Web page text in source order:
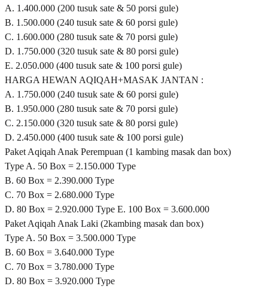
A. 1.400.000 (200 tusuk sate & 50 porsi gule)
B. 1.500.000 (240 tusuk sate & 60 porsi gule)
C. 1.600.000 (280 tusuk sate & 70 porsi gule)
D. 1.750.000 (320 tusuk sate & 80 porsi gule)
E. 2.050.000 (400 tusuk sate & 100 porsi gule)
HARGA HEWAN AQIQAH+MASAK JANTAN :
A. 1.750.000 (240 tusuk sate & 60 porsi gule)
B. 1.950.000 (280 tusuk sate & 70 porsi gule)
C. 2.150.000 (320 tusuk sate & 80 porsi gule)
D. 2.450.000 (400 tusuk sate & 100 porsi gule)
Paket Aqiqah Anak Perempuan (1 kambing masak dan box)
Type A. 50 Box = 2.150.000 Type
B. 60 Box = 2.390.000 Type
C. 70 Box = 2.680.000 Type
D. 80 Box = 2.920.000 Type E. 100 Box = 3.600.000
Paket Aqiqah Anak Laki (2kambing masak dan box)
Type A. 50 Box = 3.500.000 Type
B. 60 Box = 3.640.000 Type
C. 70 Box = 3.780.000 Type
D. 80 Box = 3.920.000 Type